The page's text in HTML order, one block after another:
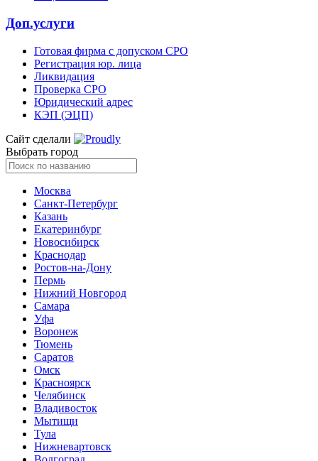
Доп.услуги
Готовая фирма с допуском СРО
Регистрация юр. лица
Ликвидация
Проверка СРО
Юридический адрес
КЭП (ЭЦП)
Сайт сделали
Выбрать город
Москва
Санкт-Петербург
Казань
Екатеринбург
Новосибирск
Краснодар
Ростов-на-Дону
Пермь
Нижний Новгород
Самара
Уфа
Воронеж
Тюмень
Саратов
Омск
Красноярск
Челябинск
Владивосток
Мытищи
Тула
Нижневартовск